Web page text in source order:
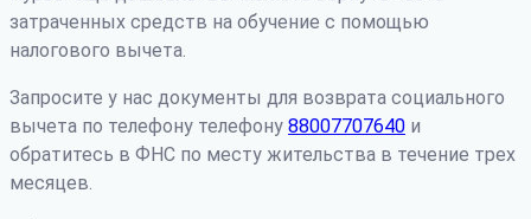
затраченных средств на обучение с помощью
налогового вычета.
Запросите у нас документы для возврата социального
вычета по телефону телефону 88007707640 и
обратитесь в ФНС по месту жительства в течение трех
месяцев.